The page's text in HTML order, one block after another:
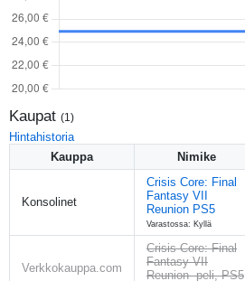
Kaupat (1 )
Hintahistoria
Kauppa
Nimike
Konsolinet
Crisis Core: Final
Fantasy VII
Reunion PS5
Varastossa: Kyllä
Verkkokauppa.com
Crisis Core: Final
Fantasy VII
Reunion -peli, PS5